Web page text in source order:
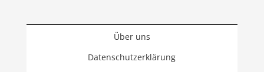
Über uns
Datenschutzerklärung